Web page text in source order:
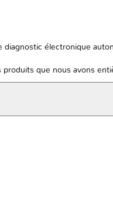
diagnostic électronique
produits que nous avons